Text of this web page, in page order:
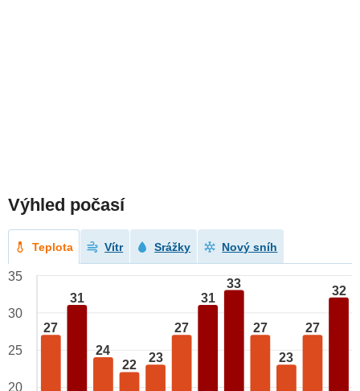
Výhled počasí
Teplota Vítr Srážky Nový sníh
27
31
24
22
23
27
31
33
27
23
27
32
35
30
25
20